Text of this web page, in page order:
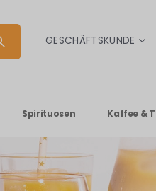
SPRACHE
GESCHÄFTSKUNDE
Spirituosen Kaffee &